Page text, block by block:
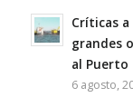
Críticas
grandes
al Puerto
6 agosto,